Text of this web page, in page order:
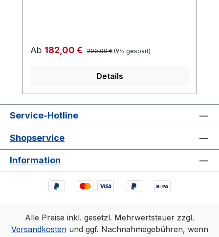
Verkaufspreis:
Ab 182,00 € Regulärer Preis:
200,00 € (9% gespart)
Details
Service-Hotline
Shopservice
Information
Alle Preise inkl. gesetzl. Mehrwertsteuer zzgl.
Versandkostenund ggf. Nachnahmegebühren, wenn